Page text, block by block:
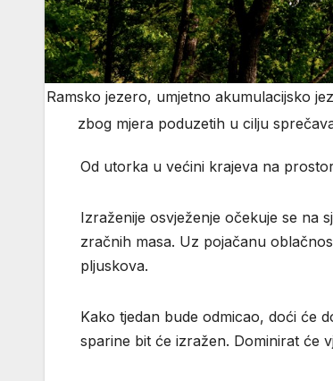
Ramsko jezero, umjetno akumulacijsko
zbog mjera poduzetih u cilju
Od utorka u većini krajeva na
Izraženije osvježenje očekuje se na
zračnih masa. Uz pojačanu
pljuskova.
Kako tjedan bude odmicao, doći će
sparine bit će izražen. Dominirat će